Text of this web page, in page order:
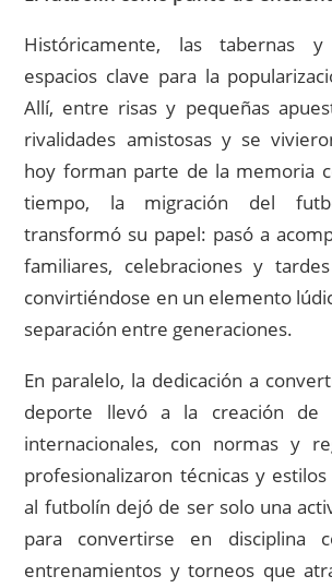
Históricamente, las tabernas
espacios clave para la
Allí, entre risas y pequeñas
rivalidades amistosas y se
hoy forman parte de la memoria
tiempo, la migración del
transformó su papel: pasó a
familiares, celebraciones y
convirtiéndose en un elemento
separación entre generaciones.
En paralelo, la dedicación a
deporte llevó a la creación de
internacionales, con normas y
profesionalizaron técnicas y
al futbolín dejó de ser solo una
para convertirse en disciplina
entrenamientos y torneos que